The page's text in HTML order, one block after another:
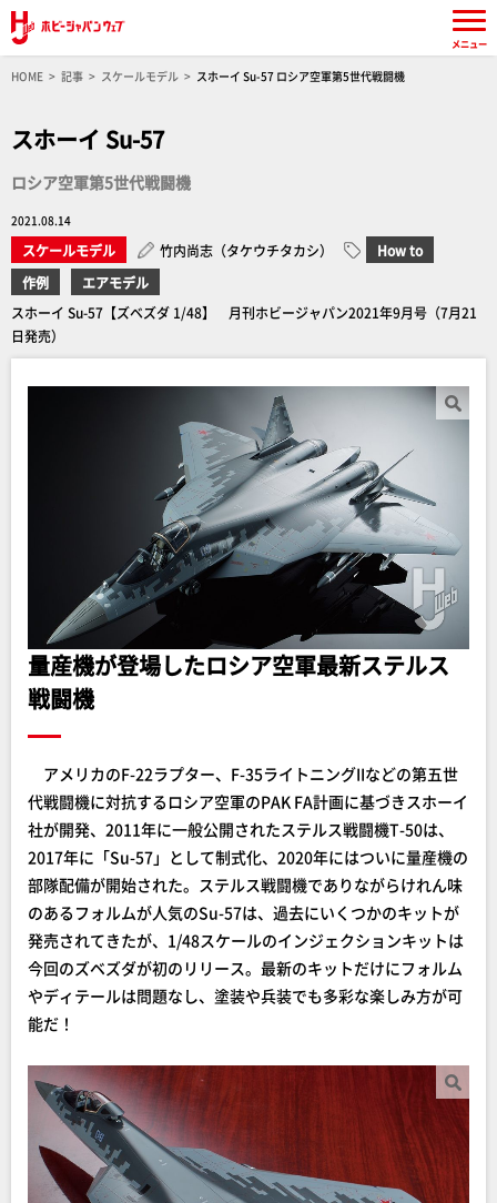
HOME 記事 スケールモデル スホーイ Su-57 ロシア空軍第5世代戦闘機
スホーイ Su-57
ロシア空軍第5世代戦闘機
2021.08.14
スケールモデル 竹内尚志（タケウチタカシ）
How to
作例
エアモデル
スホーイ Su-57【ズベズダ 1/48】 月刊ホビージャパン2021年9月号（7月21
日発売）
量産機が登場したロシア空軍最新ステルス
戦闘機
アメリカのF-22ラプター、F-35ライトニングIIなどの第五世
代戦闘機に対抗するロシア空軍のPAK FA計画に基づきスホーイ
社が開発、2011年に一般公開されたステルス戦闘機T-50は、
2017年に「Su-57」として制式化、2020年にはついに量産機の
部隊配備が開始された。ステルス戦闘機でありながらけれん味
のあるフォルムが人気のSu-57は、過去にいくつかのキットが
発売されてきたが、1/48スケールのインジェクションキットは
今回のズベズダが初のリリース。最新のキットだけにフォルム
やディテールは問題なし、塗装や兵装でも多彩な楽しみ方が可
能だ！
メニュー